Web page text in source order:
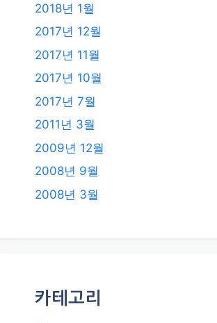
2018년 1월
2017년 12월
2017년 11월
2017년 10월
2017년 7월
2011년 3월
2009년 12월
2008년 9월
2008년 3월
카테고리